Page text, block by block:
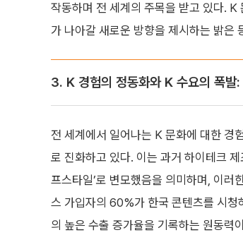
작동하며 전 세계의 주목을 받고 있다.
가 나아갈 새로운 방향을 제시하는 밝은
3. K 경험의 정동화와 K 수요의 폭발
전 세계에서 일어나는 K 문화에 대한 경
로 진화하고 있다. 이는 과거 하이테크 제
프스타일’로 변모했음을 의미하며, 이러
스 가입자의 60%가 한국 콘텐츠를 시
의 높은 수출 증가율을 기록하는 원동력